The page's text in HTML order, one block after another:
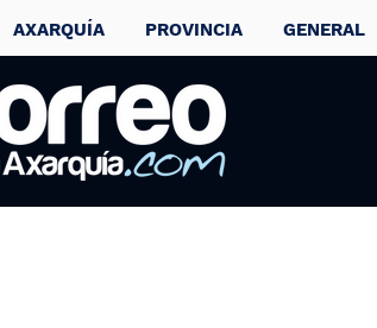
AXARQUÍA PROVINCIA GENERAL